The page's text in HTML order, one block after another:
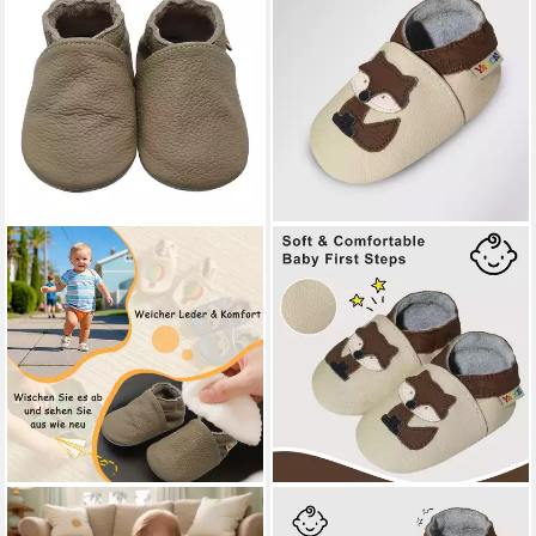
YALIONYalion Baby Leder YALION Weiche Leder